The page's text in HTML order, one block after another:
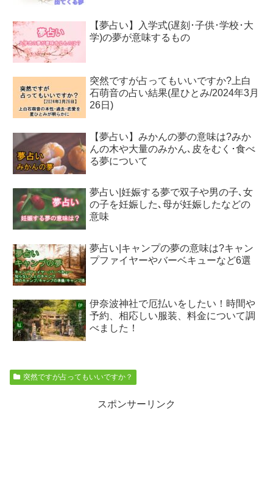
【夢占い】入学式(遅刻･子供･学校･大
学)の夢が意味するもの
突然ですが占ってもいいですか?上白
石萌音の占い結果(星ひとみ/2024年3月
26日)
【夢占い】みかんの夢の意味は?みか
んの木や大量のみかん､皮をむく･食べ
る夢について
夢占い|妊娠する夢で双子や男の子､女
の子を妊娠した､母が妊娠したなどの
意味
夢占い|キャンプの夢の意味は?キャン
プファイヤーやバーベキューなど6選
伊奈波神社で厄払いをしたい！時間や
予約、相応しい服装、料金について調
べました！
突然ですが占ってもいいですか？
スポンサーリンク